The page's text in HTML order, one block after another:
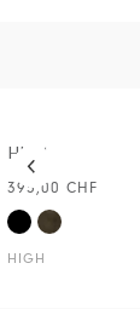
HUM
HIGH
395,00 CHF